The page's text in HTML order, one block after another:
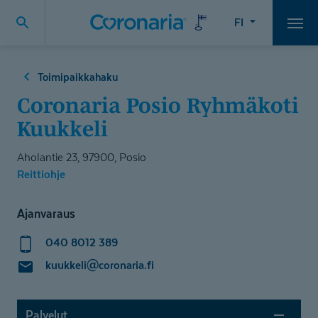
FI
Toimipaikkahaku
Coronaria Posio Ryhmäkoti
Kuukkeli
Aholantie 23, 97900, Posio
Reittiohje
Ajanvaraus
040 8012 389
kuukkeli@coronaria.fi
Palvelut